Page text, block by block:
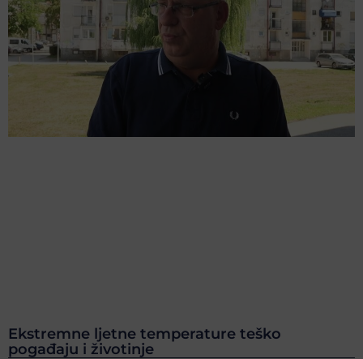
Ekstremne ljetne temperature teško
pogađaju i životinje